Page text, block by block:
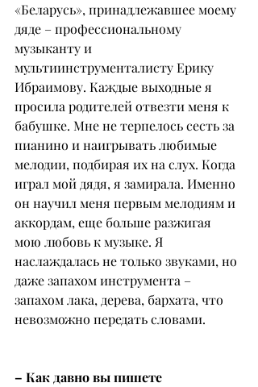
«Беларусь», принадлежавшее моему
дяде – профессиональному
музыканту и
мультиинструменталисту Ерику
Ибраимову. Каждые выходные я
просила родителей отвезти меня к
бабушке. Мне не терпелось сесть за
пианино и наигрывать любимые
мелодии, подбирая их на слух. Когда
играл мой дядя, я замирала. Именно
он научил меня первым мелодиям и
аккордам, еще больше разжигая
мою любовь к музыке. Я
наслаждалась не только звуками, но
даже запахом инструмента –
запахом лака, дерева, бархата, что
невозможно передать словами.
– Как давно вы пишете